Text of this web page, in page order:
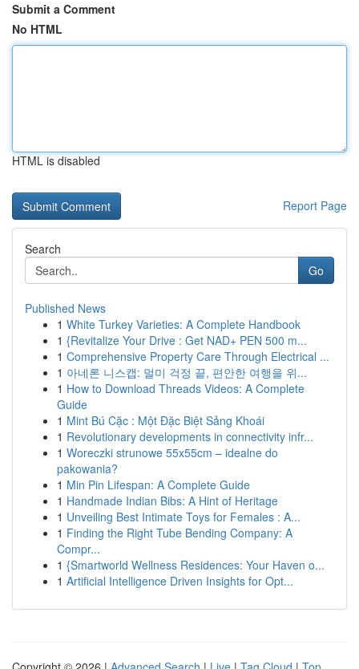
Submit a Comment
No HTML
HTML is disabled
Report Page
Search
Go
Published News
1 White Turkey Varieties: A Complete Handbook
1 {Revitalize Your Drive : Get NAD+ PEN 500 m...
1 Comprehensive Property Care Through Electrical ...
1 아네론 니스캡: 멀미 걱정 끝, 편안한 여행을 위...
1 How to Download Threads Videos: A Complete
Guide
1 Mint Bú Cặc : Một Đặc Biệt Sảng Khoái
1 Revolutionary developments in connectivity infr...
1 Woreczki strunowe 55x55cm – idealne do
pakowania?
1 Min Pin Lifespan: A Complete Guide
1 Handmade Indian Bibs: A Hint of Heritage
1 Unveiling Best Intimate Toys for Females : A...
1 Finding the Right Tube Bending Company: A
Compr...
1 {Smartworld Wellness Residences: Your Haven o...
1 Artificial Intelligence Driven Insights for Opt...